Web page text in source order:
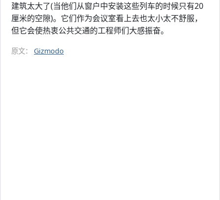
建筑太大了(当他们从窗户中安装这些列车的时候只有20
厘米的空隙)。它们作为会议室看上去也太小太不舒服，
但它会使热衷公共交通的工程师们大感振奋。
原文： Gizmodo